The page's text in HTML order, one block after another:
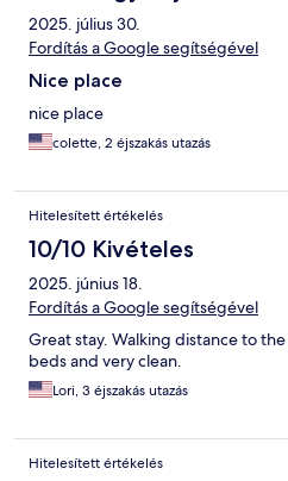
2025. július 30.
Fordítás a Google segítségével
Nice place
nice place
colette, 2 éjszakás utazás
Hitelesített értékelés
10/10 Kivételes
2025. június 18.
Fordítás a Google segítségével
Great stay. Walking distance to
beds and very clean.
Lori, 3 éjszakás utazás
Hitelesített értékelés